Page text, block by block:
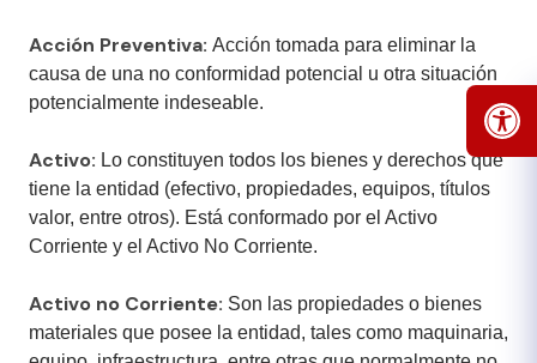
Acción Preventiva: Acción tomada para eliminar la
causa de una no conformidad potencial u otra situación
potencialmente indeseable.
Activo: Lo constituyen todos los bienes y derechos que
tiene la entidad (efectivo, propiedades, equipos, títulos
valor, entre otros). Está conformado por el Activo
Corriente y el Activo No Corriente.
Activo no Corriente: Son las propiedades o bienes
materiales que posee la entidad, tales como maquinaria,